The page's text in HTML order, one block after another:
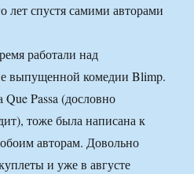
лет спустя самими авторами
работали над
выпущенной комедии Blimp.
Passa (дословно
тоже была написана к
авторам. Довольно
и уже в августе